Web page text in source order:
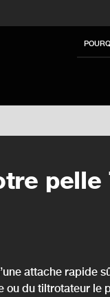
Switch
Switch
attache rapide
ou du tiltrotateur le